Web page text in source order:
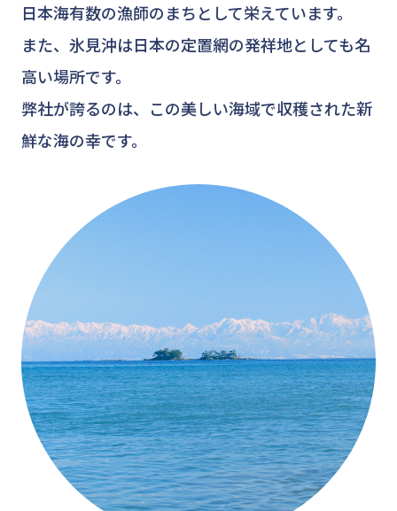
日本海有数の漁師のまちとして栄えています。
また、氷見沖は日本の定置網の発祥地としても名
高い場所です。
弊社が誇るのは、この美しい海域で収穫された新
鮮な海の幸です。